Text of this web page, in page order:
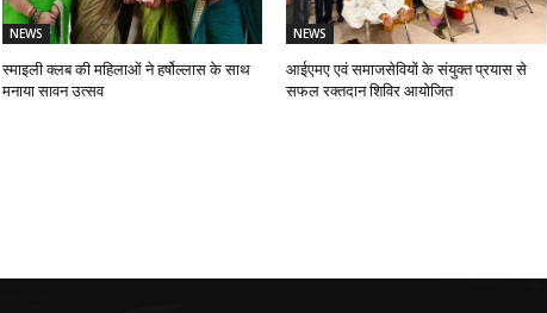
NEWS
स्माइली क्लब की महिलाओं ने हर्षोल्लास के साथ
मनाया सावन उत्सव
NEWS
आईएमए एवं समाजसेवियों के संयुक्त प्रयास से
सफल रक्तदान शिविर आयोजित